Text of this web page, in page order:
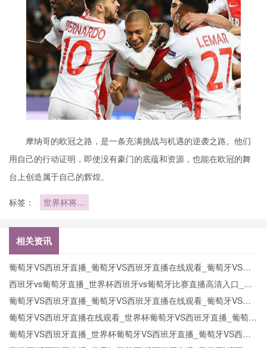
摩纳哥的欧冠之路，是一条充满挑战与机遇的逆袭之路。他们
用自己的行动证明，即使没有豪门的底蕴和资源，也能在欧冠的舞
台上创造属于自己的辉煌。
标签：
世界杯将为
球员进行全
身3D扫描
建模
相关资讯
葡萄牙VS西班牙直播_葡萄牙VS西班牙直播在线观看_葡萄牙VS西
班牙实时全场直播入口
西班牙vs葡萄牙直播_世界杯西班牙vs葡萄牙比赛直播高清入口_西
班牙vs葡萄牙预测分析直播
葡萄牙VS西班牙直播_葡萄牙VS西班牙直播在线观看_葡萄牙VS西
班牙实时全场直播入口
葡萄牙VS西班牙直播在线观看_世界杯葡萄牙VS西班牙直播_葡萄牙
VS西班牙比赛观看直达入口
葡萄牙VS西班牙直播_世界杯葡萄牙VS西班牙直播_葡萄牙VS西班